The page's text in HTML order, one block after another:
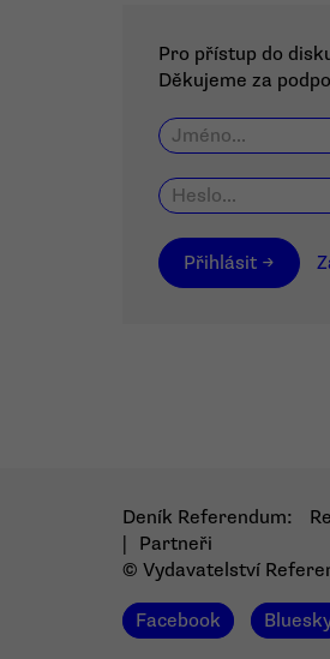
Pro přístup do
Děkujeme za
Přihlásit →
Deník Referendum:
Partneři
© Vydavatelství
Facebook